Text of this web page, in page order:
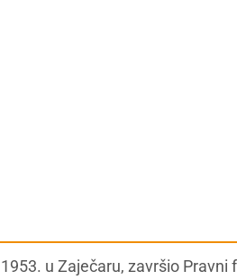
u Zaječaru, završio Pravni